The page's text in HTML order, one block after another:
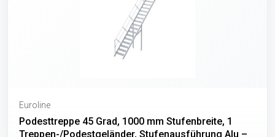
Euroline
Podesttreppe 45 Grad, 1000 mm Stufenbreite, 1
Treppen-/Podestgeländer, Stufenausführung Alu –